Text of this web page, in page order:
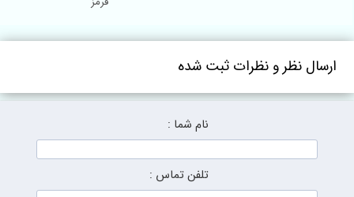
ارسال نظر و نظرات ثبت شده
نام شما :
تلفن تماس :